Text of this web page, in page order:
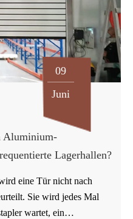
ist die entscheidende
lässt. Sie ist
Lufteintritt zu
Warenfluss im Lager
09
Juni
Aluminium-
Lagerhallen?
eine Tür nicht nach
Sie wird jedes Mal
wartet, ein